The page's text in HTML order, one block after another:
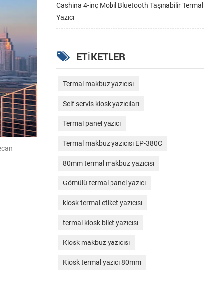
Cashina 4-inç Mobil Bluetooth Taşınabilir Termal
Yazıcı
ETIKETLER
Termal makbuz yazıcısı
Self servis kiosk yazıcıları
Termal panel yazıcı
Termal makbuz yazıcısı EP-380C
80mm termal makbuz yazıcısı
Gömülü termal panel yazıcı
kiosk termal etiket yazıcısı
termal kiosk bilet yazıcısı
Kiosk makbuz yazıcısı
Kiosk termal yazıcı 80mm